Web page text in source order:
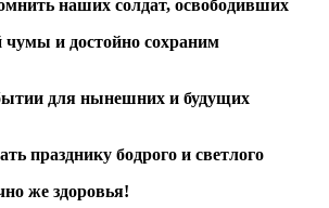
наших солдат, освободивших
чумы и достойно сохраним
для нынешних и будущих
празднику бодрого и светлого
же здоровья!